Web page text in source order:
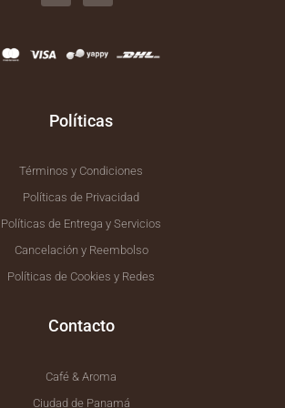
e
o
k
t
a
Políticas
Términos y Condiciones
Políticas de Privacidad
Políticas de Entrega y Servicios
Cancelación y Reembolso
Políticas de Cookies y Redes
Contacto
Café & Aroma
Ciudad de Panamá